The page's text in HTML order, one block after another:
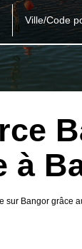
Ville/Code
à
Bangor grâce